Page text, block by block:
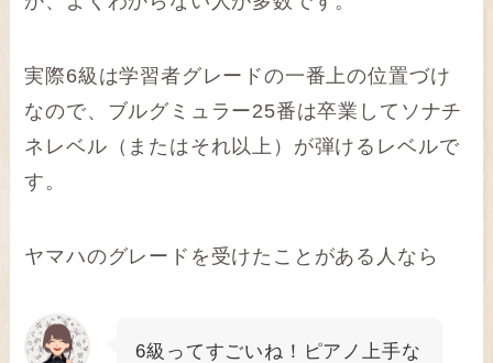
実際6級は学習者グレードの一番上の位置づけ
なので、ブルグミュラー25番は卒業してソナチ
ネレベル（またはそれ以上）が弾けるレベルで
す。
ヤマハのグレードを受けたことがある人なら
6級ってすごいね！ピアノ上手な